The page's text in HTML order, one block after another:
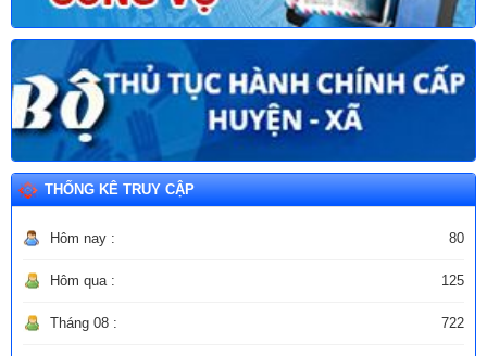
THỐNG KÊ TRUY CẬP
Hôm nay : 80
Hôm qua : 125
Tháng 08 : 722